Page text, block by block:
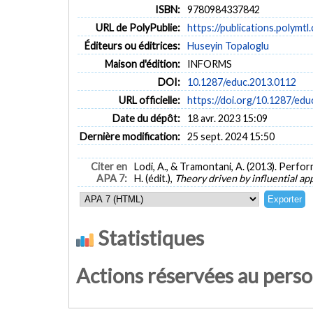
ISBN: 9780984337842
URL de PolyPublie: https://
Éditeurs ou éditrices: Huseyin Topaloglu
Maison d'édition:
INFORMS
DOI:
10.1287/educ.2013.0112
URL officielle: https://doi.org/10.1287/
Date du dépôt:
18 avr. 2023 15:09
Dernière modification: 25 sept. 2024 15:50
Citer en
APA 7:
Lodi, A., & Tramontani, A. (2013).
H. (édit.), Theory driven by influential
Statistiques
Actions réservées au